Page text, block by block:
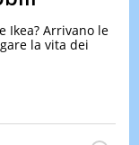
OGGI
Ikea? Arrivano le
la vita dei